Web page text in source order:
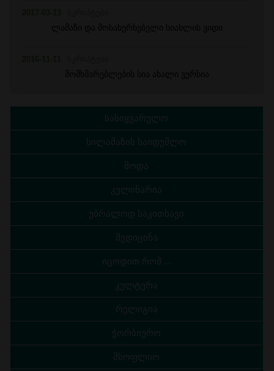
სასიყვარულო
სილამაზის საიდუმლო
მოდა
კულინარია
უბრალოდ საკითხავი
მედიცინა
იცოდით რომ ...
კულტურა
რელიგია
ჭორბიურო
მსოფლიო